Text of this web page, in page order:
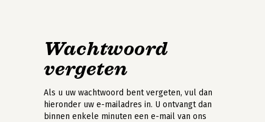
Wachtwoord
vergeten
Als u uw wachtwoord bent vergeten, vul dan
hieronder uw e-mailadres in. U ontvangt dan
binnen enkele minuten een e-mail van ons